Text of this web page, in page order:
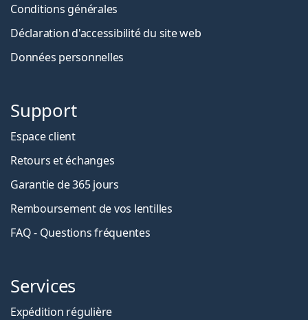
Conditions générales
Déclaration d'accessibilité du site web
Données personnelles
Support
Espace client
Retours et échanges
Garantie de 365 jours
Remboursement de vos lentilles
FAQ - Questions fréquentes
Services
Expédition régulière